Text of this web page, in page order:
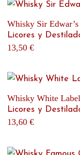
Whisky Sir
Licores y
13,50 €
Whisky White
Licores y
13,60 €